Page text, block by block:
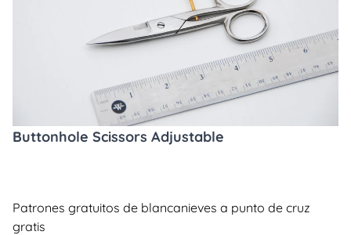
Buttonhole Scissors Adjustable
Patrones gratuitos de blancanieves a punto de cruz
gratis